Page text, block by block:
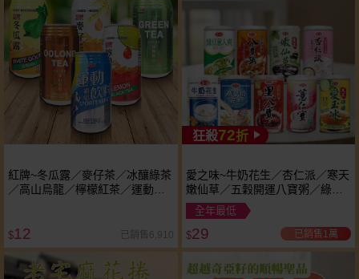
紅牌~冬瓜露／麥仔茶／冰釀綠茶
／高山烏龍／檸檬紅茶／運動補
$12 已銷售6,910
狂殺72折
愛之味~牛奶花生／杏仁派／寒天
嫩仙草／五穀開運八寶粥／綠豆
意人爽／燕麥奶花生／沖繩島黑
八寶／薏仁寶／寒天檸檬愛玉冰
(340g) 款式可選 ※限宅配
全年最低
$29 已銷售1萬